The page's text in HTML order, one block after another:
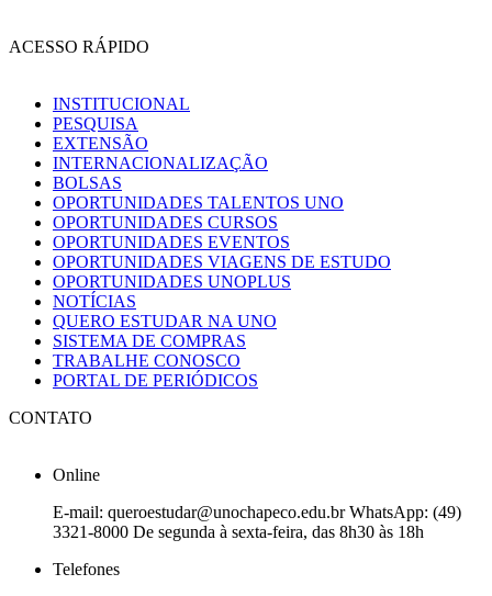
ACESSO RÁPIDO
INSTITUCIONAL
PESQUISA
EXTENSÃO
INTERNACIONALIZAÇÃO
BOLSAS
OPORTUNIDADES TALENTOS UNO
OPORTUNIDADES CURSOS
OPORTUNIDADES EVENTOS
OPORTUNIDADES VIAGENS DE ESTUDO
OPORTUNIDADES UNOPLUS
NOTÍCIAS
QUERO ESTUDAR NA UNO
SISTEMA DE COMPRAS
TRABALHE CONOSCO
PORTAL DE PERIÓDICOS
CONTATO
Online
E-mail: queroestudar@unochapeco.edu.br WhatsApp: (49)
3321-8000 De segunda à sexta-feira, das 8h30 às 18h
Telefones